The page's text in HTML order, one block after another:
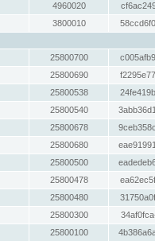
4960020
3800010
25800700
25800690
25800538
25800540
25800678
25800680
25800500
25800478
25800480
25800300
25800100